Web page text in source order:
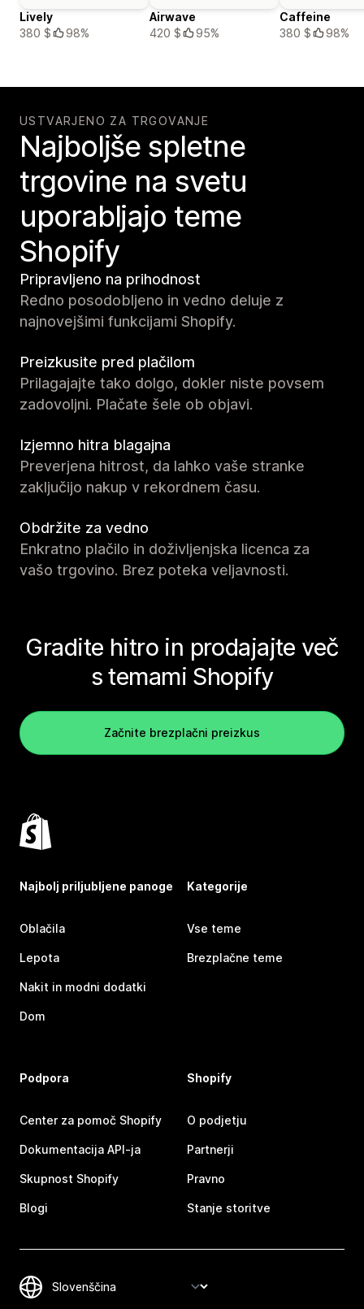
Lively
380 $
98%
Airwave
420 $
95%
Caffeine
380 $
98%
USTVARJENO ZA TRGOVANJE
Najboljše spletne
trgovine na svetu
uporabljajo teme
Shopify
Pripravljeno na prihodnost
Redno posodobljeno in vedno deluje z
najnovejšimi funkcijami Shopify.
Preizkusite pred plačilom
Prilagajajte tako dolgo, dokler niste povsem
zadovoljni. Plačate šele ob objavi.
Izjemno hitra blagajna
Preverjena hitrost, da lahko vaše stranke
zaključijo nakup v rekordnem času.
Obdržite za vedno
Enkratno plačilo in doživljenjska licenca za
vašo trgovino. Brez poteka veljavnosti.
Gradite hitro in prodajajte več
s temami Shopify
Začnite brezplačni preizkus
Najbolj priljubljene panoge
Oblačila
Lepota
Nakit in modni dodatki
Dom
Kategorije
Vse teme
Brezplačne teme
Podpora
Center za pomoč Shopify
Dokumentacija API-ja
Skupnost Shopify
Blogi
Shopify
O podjetju
Partnerji
Pravno
Stanje storitve